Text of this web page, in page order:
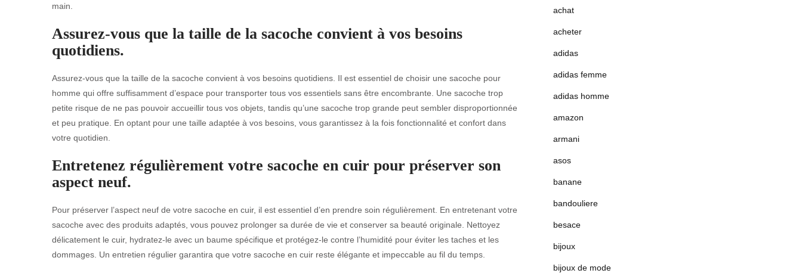
main.
Assurez-vous que la taille de la sacoche convient à vos besoins
quotidiens.
Assurez-vous que la taille de la sacoche convient à vos besoins quotidiens. Il est essentiel de choisir une sacoche pour
homme qui offre suffisamment d’espace pour transporter tous vos essentiels sans être encombrante. Une sacoche trop
petite risque de ne pas pouvoir accueillir tous vos objets, tandis qu’une sacoche trop grande peut sembler disproportionnée
et peu pratique. En optant pour une taille adaptée à vos besoins, vous garantissez à la fois fonctionnalité et confort dans
votre quotidien.
Entretenez régulièrement votre sacoche en cuir pour préserver son
aspect neuf.
Pour préserver l’aspect neuf de votre sacoche en cuir, il est essentiel d’en prendre soin régulièrement. En entretenant votre
sacoche avec des produits adaptés, vous pouvez prolonger sa durée de vie et conserver sa beauté originale. Nettoyez
délicatement le cuir, hydratez-le avec un baume spécifique et protégez-le contre l’humidité pour éviter les taches et les
dommages. Un entretien régulier garantira que votre sacoche en cuir reste élégante et impeccable au fil du temps.
achat
acheter
adidas
adidas femme
adidas homme
amazon
armani
asos
banane
bandouliere
besace
bijoux
bijoux de mode